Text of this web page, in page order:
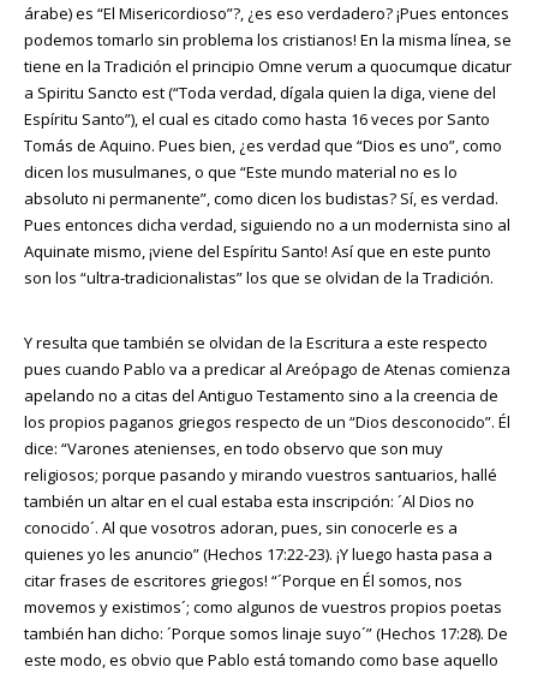
árabe) es “El Misericordioso”?, ¿es eso verdadero? ¡Pues entonces
podemos tomarlo sin problema los cristianos! En la misma línea, se
tiene en la Tradición el principio Omne verum a quocumque dicatur
a Spiritu Sancto est (“Toda verdad, dígala quien la diga, viene del
Espíritu Santo”), el cual es citado como hasta 16 veces por Santo
Tomás de Aquino. Pues bien, ¿es verdad que “Dios es uno”, como
dicen los musulmanes, o que “Este mundo material no es lo
absoluto ni permanente”, como dicen los budistas? Sí, es verdad.
Pues entonces dicha verdad, siguiendo no a un modernista sino al
Aquinate mismo, ¡viene del Espíritu Santo! Así que en este punto
son los “ultra-tradicionalistas” los que se olvidan de la Tradición.
Y resulta que también se olvidan de la Escritura a este respecto
pues cuando Pablo va a predicar al Areópago de Atenas comienza
apelando no a citas del Antiguo Testamento sino a la creencia de
los propios paganos griegos respecto de un “Dios desconocido”. Él
dice: “Varones atenienses, en todo observo que son muy
religiosos; porque pasando y mirando vuestros santuarios, hallé
también un altar en el cual estaba esta inscripción: ´Al Dios no
conocido´. Al que vosotros adoran, pues, sin conocerle es a
quienes yo les anuncio” (Hechos 17:22-23). ¡Y luego hasta pasa a
citar frases de escritores griegos! “´Porque en Él somos, nos
movemos y existimos´; como algunos de vuestros propios poetas
también han dicho: ´Porque somos linaje suyo´” (Hechos 17:28). De
este modo, es obvio que Pablo está tomando como base aquello